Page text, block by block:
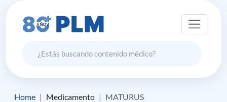
Home Medicamento MATURUS